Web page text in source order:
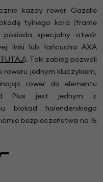
każdy rower Gazelle
tylnego koła (frame
posiada specjalny otwór
linki lub łańcucha AXA
). Taki zabieg pozwoli
jednym kluczykiem,
rower do elementu
Plus jest jednym z
blokad holenderskiego
bezpieczeństwa na 15